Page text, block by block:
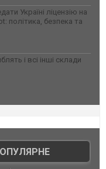
Україні ліцензію на
політика, безпека та
і всі інші склади